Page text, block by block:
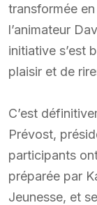
transformée
l’animateur
initiative s’est
plaisir et de
C’est
Prévost,
participants
préparée par
Jeunesse, et